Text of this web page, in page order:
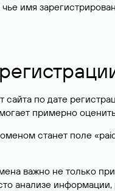
имя
по дате
примерно
станет поле
важно не только
анализе